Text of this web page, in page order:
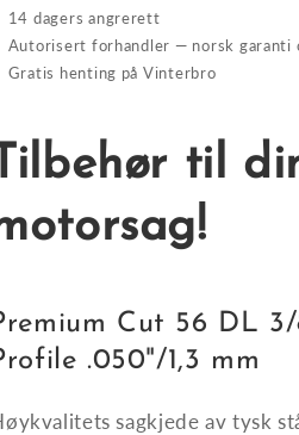
14 dagers angrerett
Autorisert forhandler — norsk garanti
Gratis henting på Vinterbro
til
Cut 56 DL
.050"/1,3 mm
sagkjede av tysk